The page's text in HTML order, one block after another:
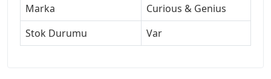
Marka
Curious & Genius
Stok Durumu
Var